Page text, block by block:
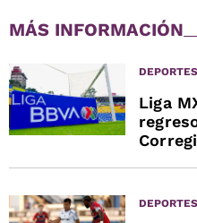
MÁS INFORMACIÓN
DEPORTES
Liga
DEPORTES